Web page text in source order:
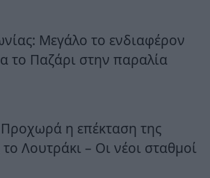
Μεγάλο το ενδιαφέρον
το Παζάρι στην παραλία
η επέκταση της
Λουτράκι – Οι νέοι σταθμοί